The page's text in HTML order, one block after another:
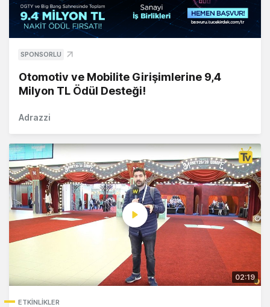
SPONSORLU
Otomotiv ve Mobilite Girişimlerine 9,4
Milyon TL Ödül Desteği!
Adrazzi
ETKINLIKLER
02:19